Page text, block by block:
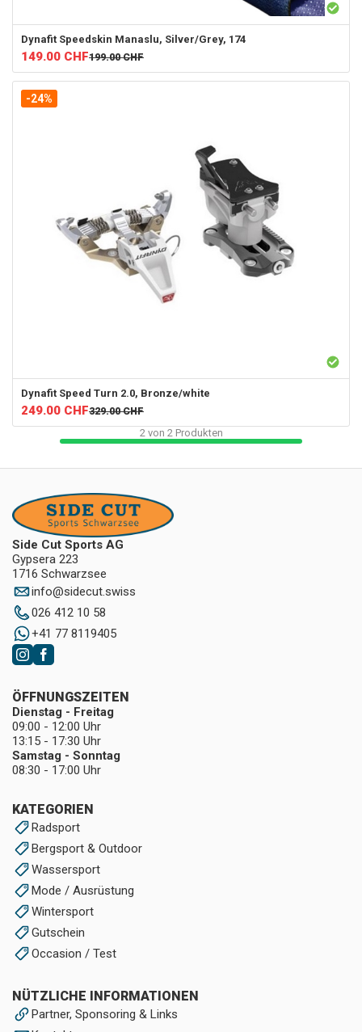
Dynafit Speedskin Manaslu, Silver/Grey, 174
149.00 CHF199.00 CHF
-24%
Dynafit Speed Turn 2.0, Bronze/white
249.00 CHF329.00 CHF
2 von 2 Produkten
Side Cut Sports AG
Gypsera 223
1716 Schwarzsee
info@sidecut.swiss
026 412 10 58
+41 77 8119405
KATEGORIEN
Radsport
Bergsport & Outdoor
Wassersport
Mode / Ausrüstung
Wintersport
Gutschein
Occasion / Test
NÜTZLICHE INFORMATIONEN
Partner, Sponsoring & Links
ÖFFNUNGSZEITEN
Dienstag - Freitag
09:00 - 12:00 Uhr
13:15 - 17:30 Uhr
Samstag - Sonntag
08:30 - 17:00 Uhr